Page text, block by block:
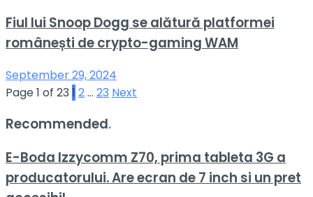
Fiul lui Snoop Dogg se alătură platformei
românești de crypto-gaming WAM
September 29, 2024
Page 1 of 23 1 2… 23 Next
Recommended.
E-Boda Izzycomm Z70, prima tableta 3G a
producatorului. Are ecran de 7 inch si un pret